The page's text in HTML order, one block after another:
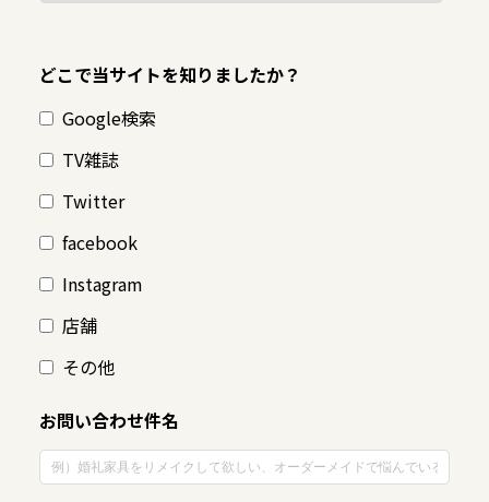
どこで当サイトを知りましたか？
Google検索
TV雑誌
Twitter
facebook
Instagram
店舗
その他
お問い合わせ件名